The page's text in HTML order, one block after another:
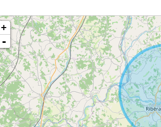
+
-